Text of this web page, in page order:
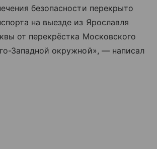
безопасности перекрыто
на выезде из Ярославля
от перекрёстка Московского
Западной окружной», — написал